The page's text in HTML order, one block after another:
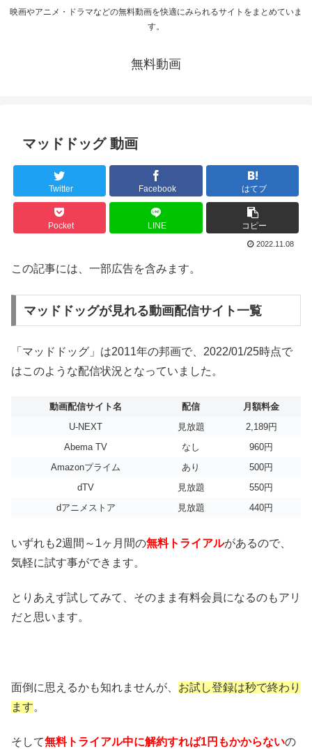
映画やアニメ・ドラマなどの無料動画を快適にみられるサイトをまとめていま
す。
無料動画
マッドドッグ 動画
Twitter Facebook はてブ
Pocket LINE コピー
2022.11.08
この記事には、一部広告を含みます。
マッドドッグが見れる動画配信サイト一覧
「マッドドッグ」は2011年の邦画で、2022/01/25時点で
はこのような配信状況となっていました。
動画配信サイト名 配信
月額料金
U-NEXT
見放題
2,189円
Abema TV
なし
960円
Amazonプライム
あり
500円
dTV
見放題
550円
dアニメストア
見放題 440円
いずれも2週間～1ヶ月間の無料トライアルがあるので、
気軽に試す事ができます。
とりあえず試してみて、そのまま有料会員になるのもアリ
だと思います。
面倒に思えるかも知れませんが、 お試し登録は秒で終わり
ます。
そして無料トライアル中に解約すれば1円もかからないの